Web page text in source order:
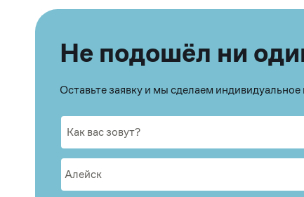
Не подошёл ни
Оставьте заявку и мы сделаем